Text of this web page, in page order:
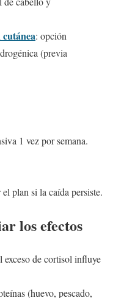
: opción
(previa
1 vez por semana.
plan si la caída persiste.
los efectos
exceso de cortisol influye
(huevo, pescado,